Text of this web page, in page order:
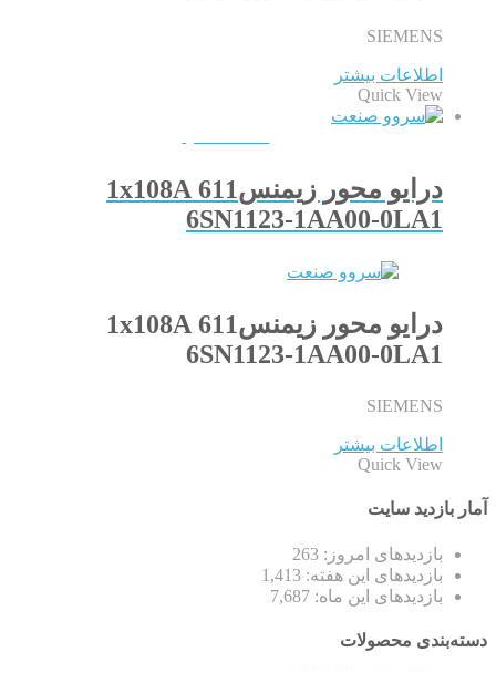
SIEMENS
اطلاعات بیشتر
Quick View
درایو محور زیمنس611 1x108A
6SN1123-1AA00-0LA1
درایو محور زیمنس611 1x108A
6SN1123-1AA00-0LA1
SIEMENS
اطلاعات بیشتر
Quick View
آمار بازدید سایت
بازدیدهای امروز: 263
بازدیدهای این هفته: 1,413
بازدیدهای این ماه: 7,687
دسته‌بندی محصولات